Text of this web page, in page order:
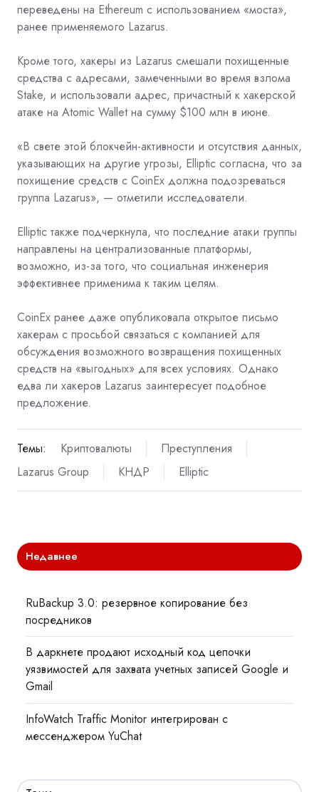
переведены на Ethereum с использованием «моста»,
ранее применяемого Lazarus.
Кроме того, хакеры из Lazarus смешали похищенные
средства с адресами, замеченными во время взлома
Stake, и использовали адрес, причастный к хакерской
атаке на Atomic Wallet на сумму $100 млн в июне.
«В свете этой блокчейн-активности и отсутствия данных,
указывающих на другие угрозы, Elliptic согласна, что за
похищение средств с CoinEx должна подозреваться
группа Lazarus», — отметили исследователи.
Elliptic также подчеркнула, что последние атаки группы
направлены на централизованные платформы,
возможно, из-за того, что социальная инженерия
эффективнее применима к таким целям.
CoinEx ранее даже опубликовала открытое письмо
хакерам с просьбой связаться с компанией для
обсуждения возможного возвращения похищенных
средств на «выгодных» для всех условиях. Однако
едва ли хакеров Lazarus заинтересует подобное
предложение.
Темы: Криптовалюты
Преступления
Lazarus Group
КНДР Elliptic
Недавнее
RuBackup 3.0: резервное копирование без
посредников
В даркнете продают исходный код цепочки
уязвимостей для захвата учетных записей Google и
Gmail
InfoWatch Traffic Monitor интегрирован с
мессенджером YuChat